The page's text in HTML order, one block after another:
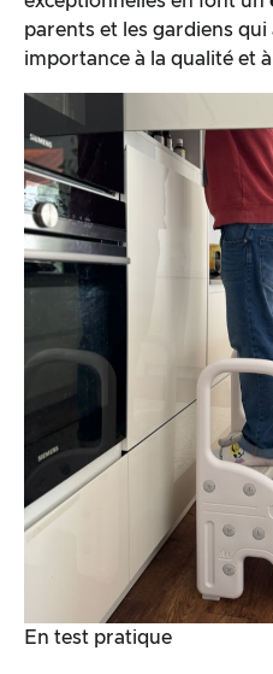
parents et les gardiens
importance à la qualité et
En test pratique